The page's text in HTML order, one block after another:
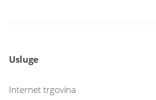
Usluge
Internet trgovina